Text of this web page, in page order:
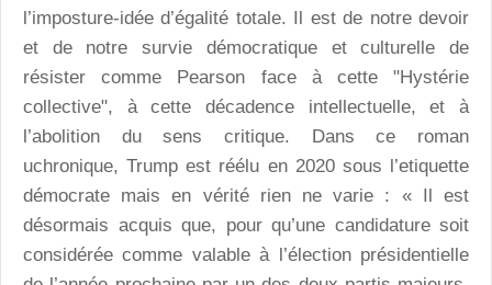
l’imposture-idée d’égalité totale. Il est de notre devoir
et de notre survie démocratique et culturelle de
résister comme Pearson face à cette "Hystérie
collective", à cette décadence intellectuelle, et à
l’abolition du sens critique. Dans ce roman
uchronique, Trump est réélu en 2020 sous l’etiquette
démocrate mais en vérité rien ne varie : « Il est
désormais acquis que, pour qu’une candidature soit
considérée comme valable à l’élection présidentielle